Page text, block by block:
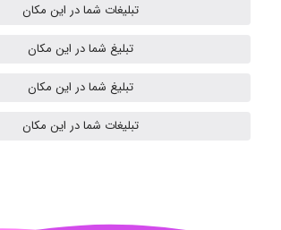
تبلیغات شما در این مکان
تبلیغ شما در این مکان
تبلیغ شما در این مکان
تبلیغات شما در این مکان